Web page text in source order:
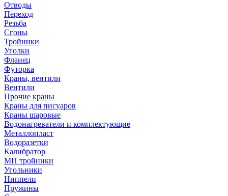
Отводы
Переход
Резьба
Сгоны
Тройники
Уголки
Фланец
Футорка
Краны, вентили
Вентили
Прочие краны
Краны для писуаров
Краны шаровые
Водонагреватели и комплектующие
Металлопласт
Водоразетки
Калибратор
МП тройники
Угольники
Ниппели
Пружины